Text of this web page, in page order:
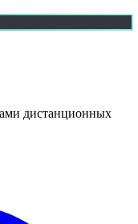
дистанционных